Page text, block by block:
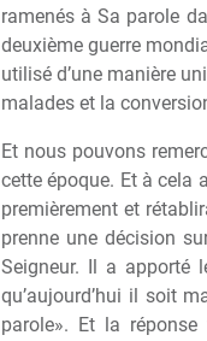
ramenés à Sa parole
deuxième guerre
utilisé d’une manière
malades et la
Et nous pouvons
cette époque. Et à cela
premièrement et
prenne une décision
Seigneur. Il a apporté
qu’aujourd’hui il soit
parole». Et la